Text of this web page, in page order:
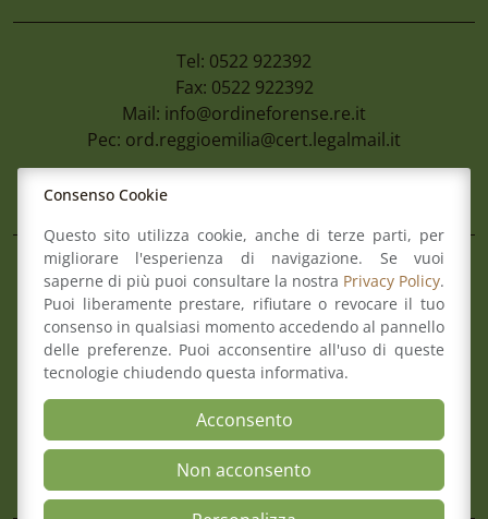
Tel: 0522 922392
Fax: 0522 922392
Mail: info@ordineforense.re.it
Pec: ord.reggioemilia@cert.legalmail.it
Composizione del Consiglio
Commissioni
Comitato pari opportunità
Osservatori
Richiesta pareri di congruità
Verbali del Consiglio
Aree
Consenso Cookie
Questo sito utilizza cookie, anche di terze parti, per
migliorare l'esperienza di navigazione. Se vuoi
saperne di più puoi consultare la nostra Privacy Policy.
Puoi liberamente prestare, rifiutare o revocare il tuo
consenso in qualsiasi momento accedendo al pannello
delle preferenze. Puoi acconsentire all'uso di queste
tecnologie chiudendo questa informativa.
Acconsento
Non acconsento